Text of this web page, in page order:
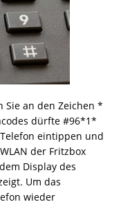
Sie an den Zeichen *
dürfte #96*1*
eintippen und
der Fritzbox
Display des
Um das
wieder